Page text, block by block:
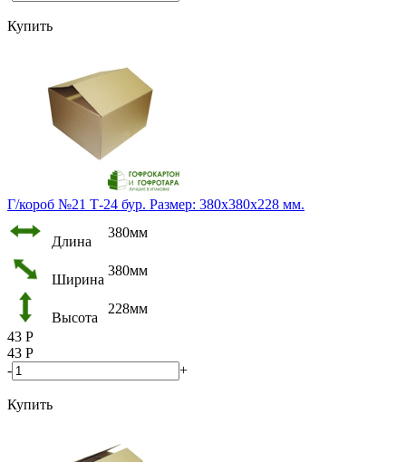
Купить
Г/короб №21 Т-24 бур. Размер: 380х380х228 мм.
Длина
380мм
Ширина
380мм
Высота
228мм
43 Р
43 Р
-
+
Купить